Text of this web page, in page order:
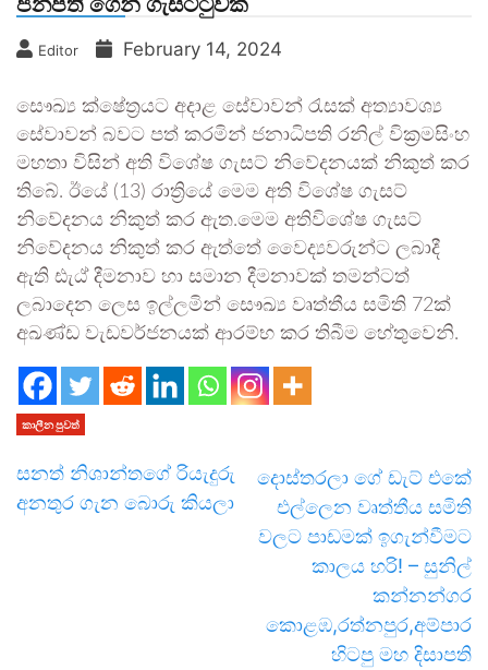
Editor February 14, 2024
සෞඛ්‍ය ක්ෂේත්‍රයට අදාළ සේවාවන් රැසක් අත්‍යාවශ්‍ය
සේවාවන් බවට පත් කරමින් ජනාධිපති රනිල් වික්‍රමසිංහ
මහතා විසින් අති විශේෂ ගැසට් නිවේදනයක් නිකුත් කර
තිබේ. ඊයේ (13) රාත්‍රියේ මෙම අති විශේෂ ගැසට්
නිවේදනය නිකුත් කර ඇත.මෙම අතිවිශේෂ ගැසට්
නිවේදනය නිකුත් කර ඇත්තේ වෛද්‍යවරුන්ට ලබාදී
ඇති ඪැඨ් දීමනාව හා සමාන දීමනාවක් තමන්ටත්
ලබාදෙන ලෙස ඉල්ලමින් සෞඛ්‍ය වෘත්තීය සමිති 72ක්
අඛණ්ඩ වැඩවර්ජනයක් ආරම්භ කර තිබීම හේතුවෙනි.
කාලීන පුවත්
සනත් නිශාන්තගේ රියැදුරු
අනතුර ගැන බොරු කියලා
දොස්තරලා ගේ ඩැට් එකේ
එල්ලෙන වෘත්තීය සමිති
වලට පාඩමක් ඉගැන්වීමට
කාලය හරි! – සුනිල්
කන්නන්ගර
කොළඹ,රත්නපුර,අම්පාර
හිටපු මහ දිසාපති